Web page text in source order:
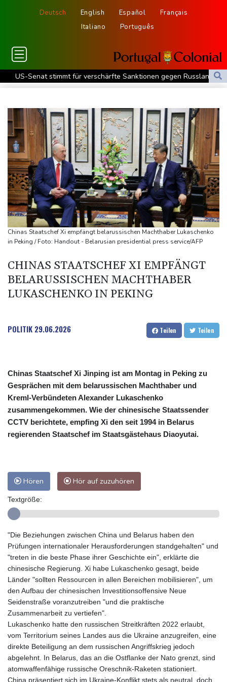
Deutsch English Español
Français
Italiano
Português
US-Senat stimmt für verschärfte Sanktionen gegen Russland
US-Gericht setzt Bau von Trumps Ballsaal aus - Präsident
Direkt-ICE Berlin-Paris bleibt wegen Technikproblemen vorerst
unterbrochen
Selenskyj erstmals seit Beginn von Ukraine-Krieg nach Serbien
gereist
Russland weist Verantwortung für Drohnenvorfall an Leipziger
Flughafen zurück
US-Berufungsgericht bestätigt Aussetzung von Trumps
umstrittenen Ballsaal-Plänen
Nach Andrang auf Ceuta: Spanien und Italien streiten über
Grenzkontrollen
Niewiadoma fährt am Mont Ventoux ins Gelbe Trikot
Trumps umstrittener Justizminister Blanche kurz vor der
Bestätigung im Senat
Chinas Staatschef Xi empfängt belarussischen Machthaber Lukaschenko
in Peking / Foto: Handout - Belarusian presidential press service/AFP
CHINAS STAATSCHEF XI EMPFÄNGT
BELARUSSISCHEN MACHTHABER
LUKASCHENKO IN PEKING
POLITIK 29.06.2026 Teilen Teilen
Chinas Staatschef Xi Jinping ist am Montag in Peking zu
Gesprächen mit dem belarussischen Machthaber und
Kreml-Verbündeten Alexander Lukaschenko
zusammengekommen. Wie der chinesische Staatssender
CCTV berichtete, empfing Xi den seit 1994 in Belarus
regierenden Staatschef im Staatsgästehaus Diaoyutai.
Hören Hör auf zuzuhören
Textgröße:
"Die Beziehungen zwischen China und Belarus haben den
Prüfungen internationaler Herausforderungen standgehalten" und
"treten in die beste Phase ihrer Geschichte ein", erklärte die
chinesische Regierung. Xi habe Lukaschenko gesagt, beide
Länder "sollten Ressourcen in allen Bereichen mobilisieren", um
den Aufbau der chinesischen Investitionsoffensive Neue
Seidenstraße voranzutreiben "und die praktische
Zusammenarbeit zu vertiefen".
Lukaschenko hatte den russischen Streitkräften 2022 erlaubt,
vom Territorium seines Landes aus die Ukraine anzugreifen, eine
direkte Beteiligung an dem russischen Angriffskrieg jedoch
abgelehnt. In Belarus, das an die Ostflanke der Nato grenzt, sind
atomwaffenfähige russische Oreschnik-Raketen stationiert.
China präsentiert sich im Ukraine-Konflikt stets als neutral, doch